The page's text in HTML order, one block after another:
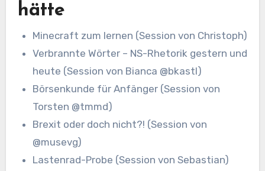
hätte
Minecraft zum lernen (Session von Christoph)
Verbrannte Wörter – NS-Rhetorik gestern und
heute (Session von Bianca @bkastl)
Börsenkunde für Anfänger (Session von
Torsten @tmmd)
Brexit oder doch nicht?! (Session von
@musevg)
Lastenrad-Probe (Session von Sebastian)